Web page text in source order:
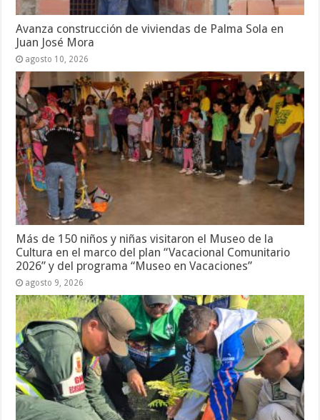
Avanza construcción de viviendas de Palma Sola en
Juan José Mora
agosto 10, 2026
Más de 150 niños y niñas visitaron el Museo de la
Cultura en el marco del plan “Vacacional Comunitario
2026” y del programa “Museo en Vacaciones”
agosto 9, 2026